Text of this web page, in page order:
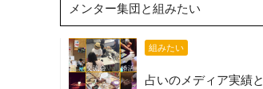
メンター集団と組みたい
組みたい
占いのメディア実績と